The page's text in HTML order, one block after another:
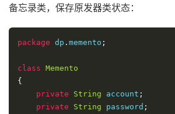
{
}
{
}
备忘录类，保存原发器类状态：
package dp . memento ;
class Memento
{
private
String account ;
private
String password ;